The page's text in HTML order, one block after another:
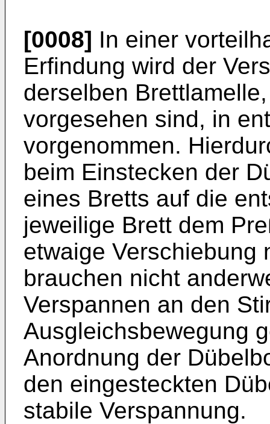
[0008] In einer
Erfindung wird der
derselben
vorgesehen sind, in
vorgenommen.
beim Einstecken der
eines Bretts auf die
jeweilige Brett dem
etwaige Verschiebung
brauchen nicht
Verspannen an den
Ausgleichsbewegung
Anordnung der
den eingesteckten
stabile Verspannung.